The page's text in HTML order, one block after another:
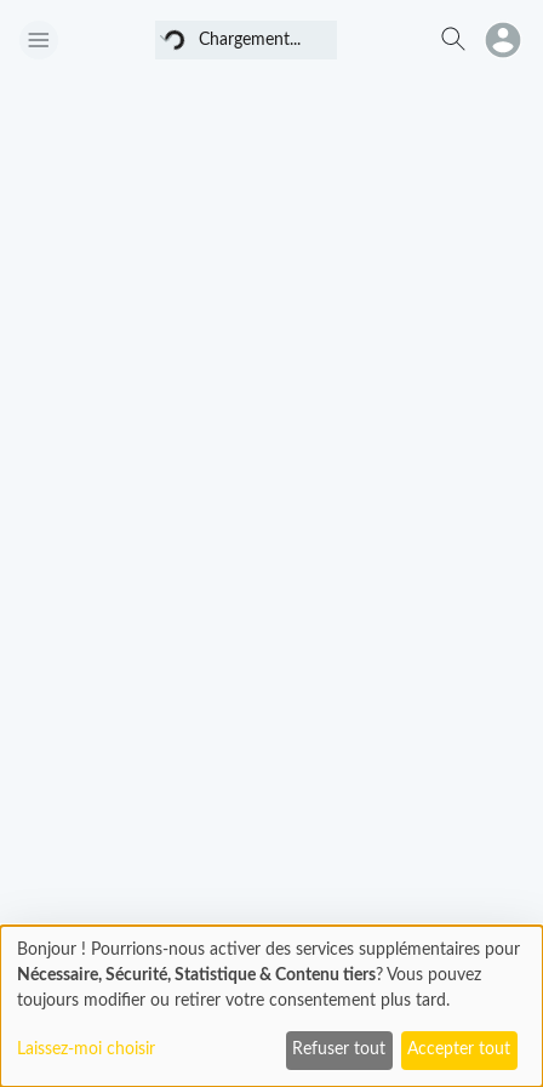
Chargement... Chargement...
Chargement
En cours...
Bonjour ! Pourrions-nous activer des services supplémentaires pour
Nécessaire, Sécurité, Statistique & Contenu tiers? Vous pouvez
toujours modifier ou retirer votre consentement plus tard.
Laissez-moi choisir Refuser tout Accepter tout